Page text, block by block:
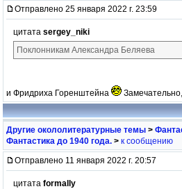
Отправлено 25 января 2022 г. 23:59
цитата sergey_niki
Поклонникам Александра Беляева
и Фридриха Горенштейна
Другие окололитературные темы >
Фантастика до 1940 года. > к сообщению
Отправлено 11 января 2022 г. 20:57
цитата formally